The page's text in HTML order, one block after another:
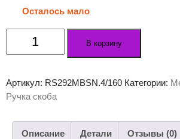
Осталось мало
Количество
товара
ARCTICA
RS296MBSN.4
(MBSN
В корзину
Артикул: RS292MBSN.4/160 Категории:
Ручка скоба
Описание Детали Отзывы (0)